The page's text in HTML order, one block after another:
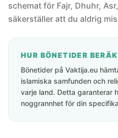
schemat för Fajr, Dhuhr,
säkerställer att du aldrig
HUR BÖNETIDER
Bönetider på Vaktija.eu
islamiska samfunden och
varje land. Detta garanterar
noggrannhet för din